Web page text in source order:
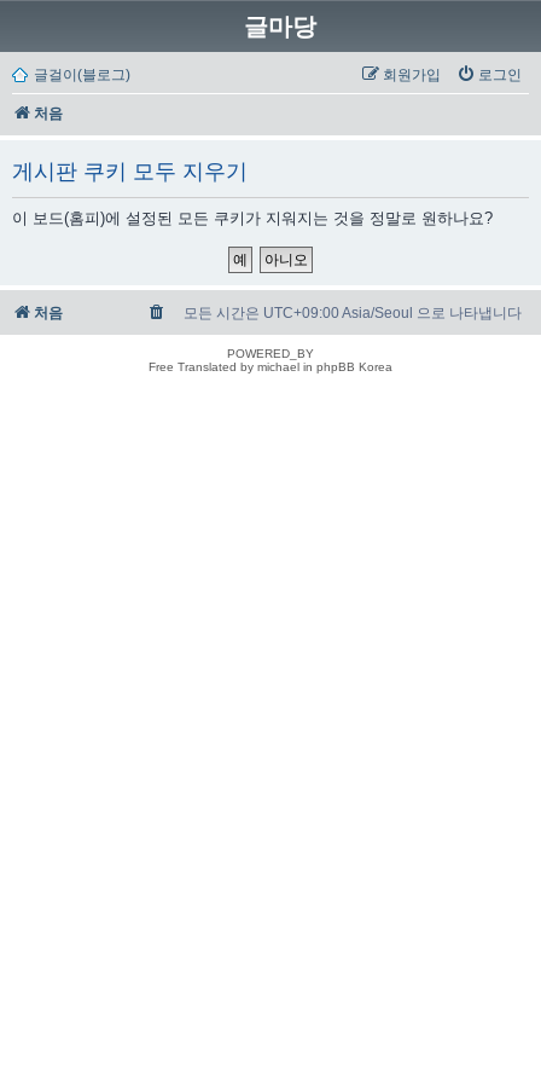
글마당
글걸이(블로그) 로그인
회원가입
처음
게시판 쿠키 모두 지우기
이 보드(홈피)에 설정된 모든 쿠키가 지워지는 것을 정말로 원하나요?
처음 모든 시간은 UTC+09:00 Asia/Seoul 으로 나타냅니다
POWERED_BY
Free Translated by michael in phpBB Korea